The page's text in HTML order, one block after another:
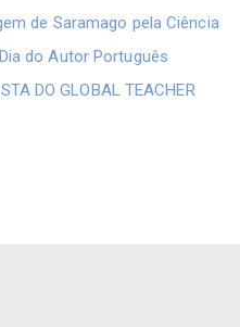
de Saramago pela Ciência
do Autor Português
DO GLOBAL TEACHER